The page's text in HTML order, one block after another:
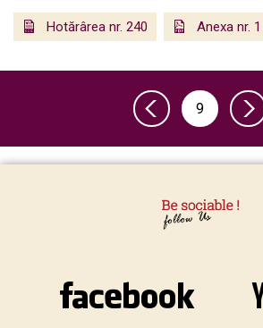
Hotărârea nr. 240 Anexa nr. 1
9